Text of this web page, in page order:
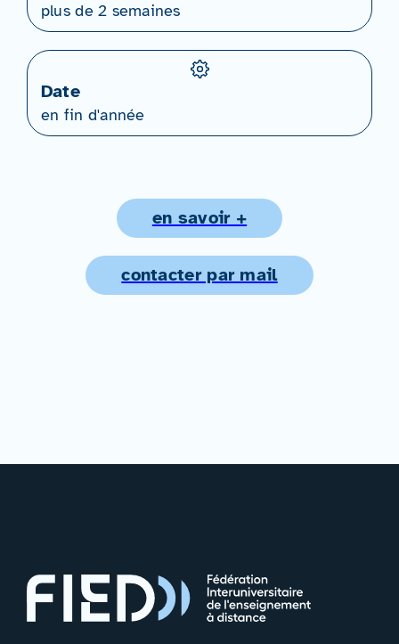
plus de 2 semaines
Date
en fin d'année
en savoir +
contacter par mail